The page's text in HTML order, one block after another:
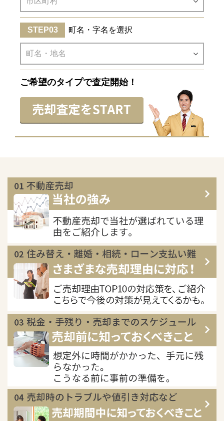
町名・字名を選択
ご希望のタイプで査定開始！